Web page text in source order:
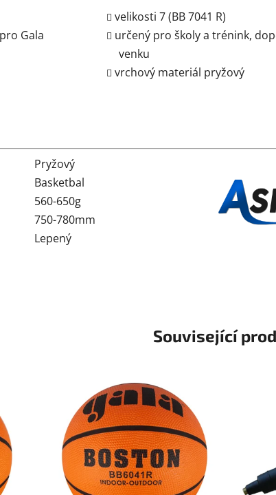
velikosti 7 (BB 7041 R)
určený pro školy a trénink,
venku
vrchový materiál pryžový
Pryžový
Basketbal
560-650g
750-780mm
Lepený
Související